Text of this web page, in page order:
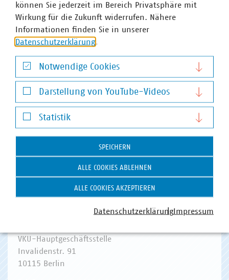
VKU-Bereiche
ENERGIEWIRTSCHAFTWASSER/ABWASSER ABFALLWIRTSCHAFT
RECHT
VKU-Hauptgeschäftsstelle
Invalidenstr. 91
10115 Berlin
können Sie jederzeit im Bereich Privatsphäre mit
Wirkung für die Zukunft widerrufen. Nähere
Informationen finden Sie in unserer
Datenschutzerklärung
Notwendige Cookies
Notwendige Cookies
Darstellung von YouTube-Videos
Darstellung von YouTube-Videos
Statistik
Statistik
SPEICHERN
ALLE COOKIES ABLEHNEN
ALLE COOKIES AKZEPTIEREN
DatenschutzerklärungImpressum